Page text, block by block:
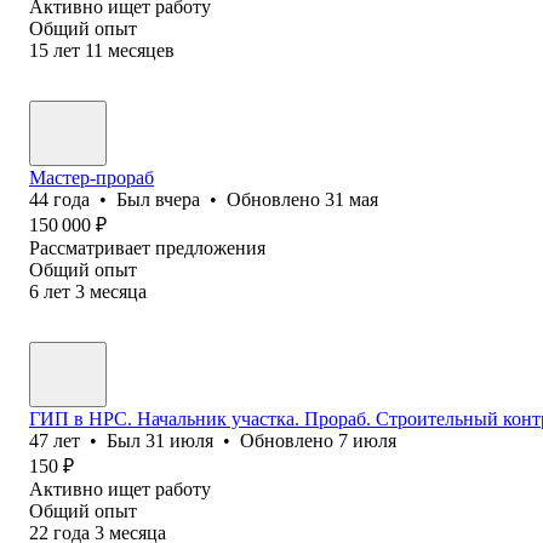
Активно ищет работу
Общий опыт
15 лет 11 месяцев
Мастер-прораб
44 года • Был вчера • Обновлено 31 мая
150 000 ₽
Рассматривает предложения
Общий опыт
6 лет 3 месяца
ГИП в НРС. Начальник участка. Прораб. Строительный
47 лет • Был 31 июля • Обновлено 7 июля
150 ₽
Активно ищет работу
Общий опыт
22 года 3 месяца